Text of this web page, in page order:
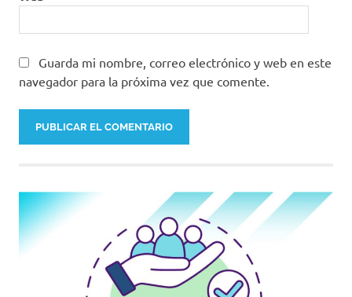
Guarda mi nombre, correo electrónico y web en este
navegador para la próxima vez que comente.